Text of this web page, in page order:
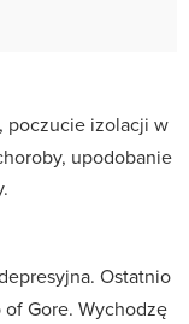
poczucie izolacji w
upodobanie
Ostatnio
of Gore. Wychodzę